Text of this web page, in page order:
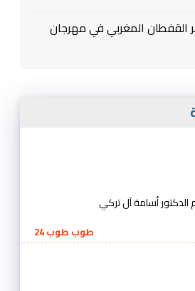
القفطان المغربي في مهرجان
الدكتور أسامة آل تركي
طوب طوب 24